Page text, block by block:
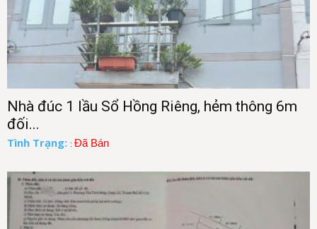
Nhà đúc 1 lầu Sổ Hồng Riêng, hẻm thông 6m
đối...
Tình Trạng: : Đã Bán